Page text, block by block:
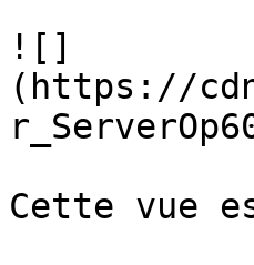
![]
(https://
Cette vue